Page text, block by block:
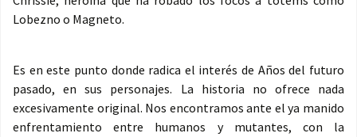
Lobezno o Magneto.
Es en este punto donde radica el interés de Años del futuro
pasado, en sus personajes. La historia no ofrece nada
excesivamente original. Nos encontramos ante el ya manido
enfrentamiento entre humanos y mutantes, con la